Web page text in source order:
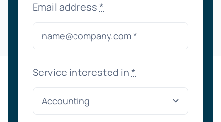
Email address*
Service interested in*